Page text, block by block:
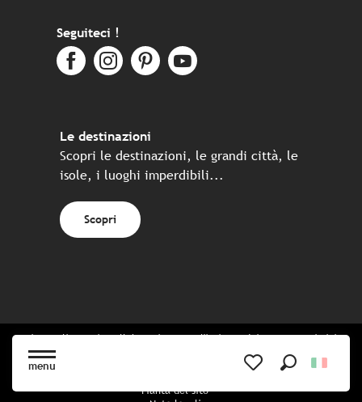
menu
Seguiteci !
Le destinazioni
Scopri le destinazioni, le grandi città, le
isole, i luoghi imperdibili...
Scopri
Sito realizzato in collaborazione con l'insieme dei partner turistici
Pianta del sito